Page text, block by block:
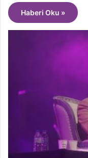
Haberi Oku »